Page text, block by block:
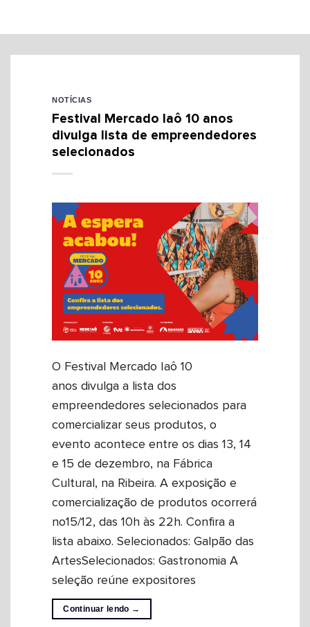
NOTÍCIAS
Festival Mercado Iaô 10 anos
divulga lista de empreendedores
selecionados
O Festival Mercado Iaô 10
anos divulga a lista dos
empreendedores selecionados para
comercializar seus produtos, o
evento acontece entre os dias 13, 14
e 15 de dezembro, na Fábrica
Cultural, na Ribeira. A exposição e
comercialização de produtos ocorrerá
no15/12, das 10h às 22h. Confira a
lista abaixo. Selecionados: Galpão das
ArtesSelecionados: Gastronomia A
seleção reúne expositores
Continuar lendo →